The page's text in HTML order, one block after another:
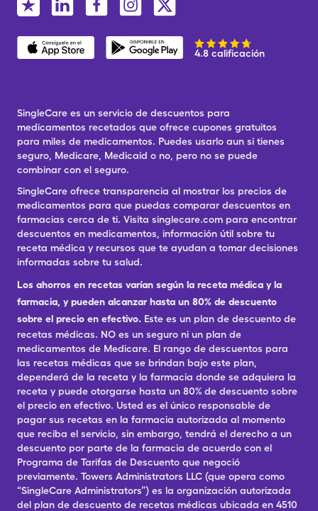
4.8 calificación
SingleCare es un servicio de descuentos para
medicamentos recetados que ofrece cupones gratuitos
para miles de medicamentos. Puedes usarlo aun si tienes
seguro, Medicare, Medicaid o no, pero no se puede
combinar con el seguro.
SingleCare ofrece transparencia al mostrar los precios de
medicamentos para que puedas comparar descuentos en
farmacias cerca de ti. Visita singlecare.com para encontrar
descuentos en medicamentos, información útil sobre tu
receta médica y recursos que te ayudan a tomar decisiones
informadas sobre tu salud.
Los ahorros en recetas varían según la receta médica y la
farmacia, y pueden alcanzar hasta un 80% de descuento
sobre el precio en efectivo. Este es un plan de descuento de
recetas médicas. NO es un seguro ni un plan de
medicamentos de Medicare. El rango de descuentos para
las recetas médicas que se brindan bajo este plan,
dependerá de la receta y la farmacia donde se adquiera la
receta y puede otorgarse hasta un 80% de descuento sobre
el precio en efectivo. Usted es el único responsable de
pagar sus recetas en la farmacia autorizada al momento
que reciba el servicio, sin embargo, tendrá el derecho a un
descuento por parte de la farmacia de acuerdo con el
Programa de Tarifas de Descuento que negoció
previamente. Towers Administrators LLC (que opera como
“SingleCare Administrators”) es la organización autorizada
del plan de descuento de recetas médicas ubicada en 4510